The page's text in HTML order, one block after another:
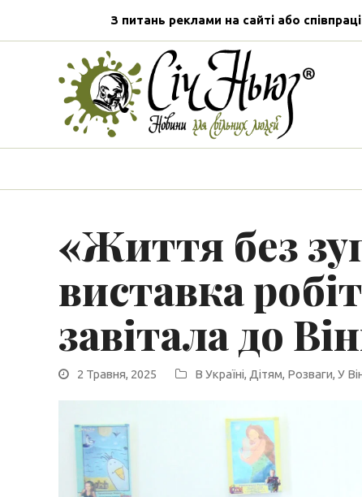
З питань реклами на сайті або
«Життя без
виставка
завітала до
2 Травня, 2025 В Україні, Дітям, Розваги, У